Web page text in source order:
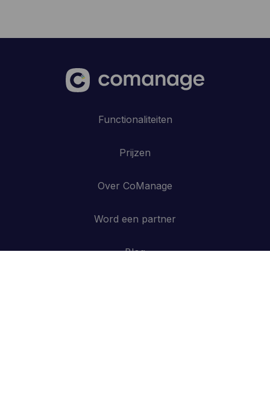
Functionaliteiten
Prijzen
Over CoManage
Word een partner
Blog